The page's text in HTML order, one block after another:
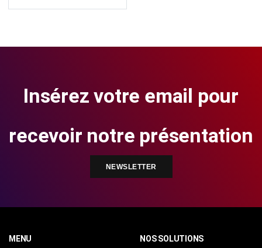
Insérez votre email pour
recevoir notre présentation
NEWSLETTER
MENU NOS SOLUTIONS